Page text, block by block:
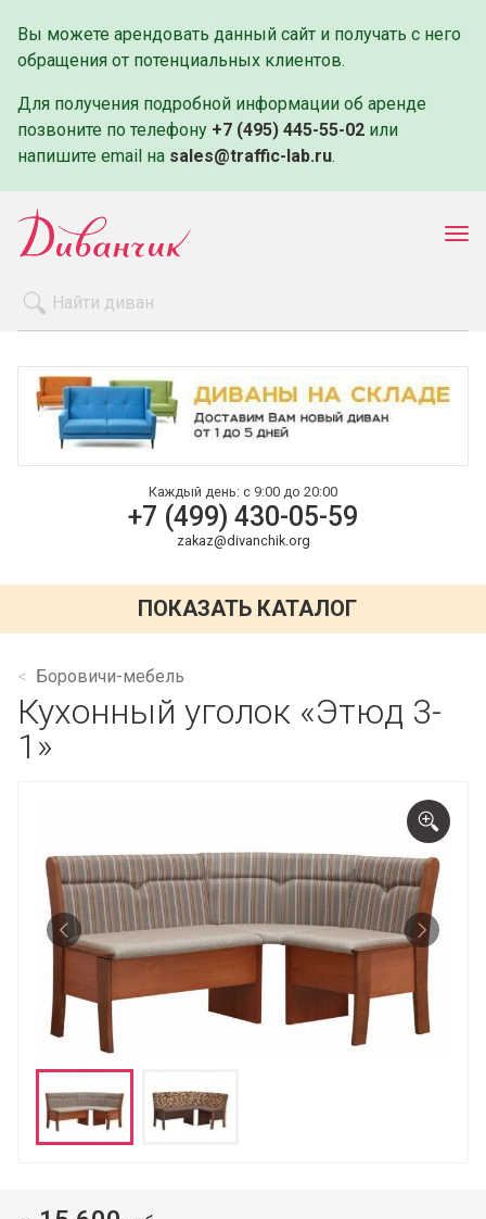
Вы можете арендовать данный сайт и получать с него
обращения от потенциальных клиентов.
Для получения подробной информации об аренде
позвоните по телефону +7 (495) 445-55-02 или
напишите email на sales@traffic-lab.ru.
Оплата и доставка
Контакты
Каждый день: с 9:00 до 20:00
+7 (499) 430-05-59
zakaz@divanchik.org
ПОКАЗАТЬ КАТАЛОГ
Боровичи-мебель
Кухонный уголок «Этюд 3-
1»